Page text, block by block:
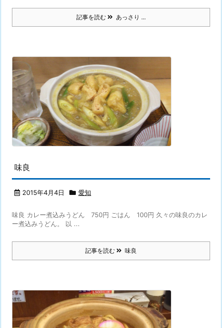
記事を読む あっさり ...
味良
2015年4月4日 愛知
味良 カレー煮込みうどん 750円 ごはん 100円 久々の味良のカレ
ー煮込みうどん。 以 ...
記事を読む 味良